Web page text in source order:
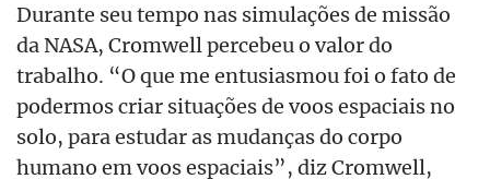
Durante seu tempo nas simulações de missão
da NASA, Cromwell percebeu o valor do
trabalho. “O que me entusiasmou foi o fato de
podermos criar situações de voos espaciais no
solo, para estudar as mudanças do corpo
humano em voos espaciais”, diz Cromwell,